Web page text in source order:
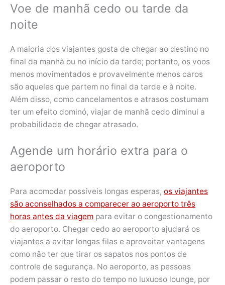
Voe de manhã cedo ou tarde da
noite
A maioria dos viajantes gosta de chegar ao destino no
final da manhã ou no início da tarde; portanto, os voos
menos movimentados e provavelmente menos caros
são aqueles que partem no final da tarde e à noite.
Além disso, como cancelamentos e atrasos costumam
ter um efeito dominó, viajar de manhã cedo diminui a
probabilidade de chegar atrasado.
Agende um horário extra para o
aeroporto
Para acomodar possíveis longas esperas, os viajantes
são aconselhados a comparecer ao aeroporto três
horas antes da viagem para evitar o congestionamento
do aeroporto. Chegar cedo ao aeroporto ajudará os
viajantes a evitar longas filas e aproveitar vantagens
como não ter que tirar os sapatos nos pontos de
controle de segurança. No aeroporto, as pessoas
podem passar o resto do tempo no luxuoso lounge, por